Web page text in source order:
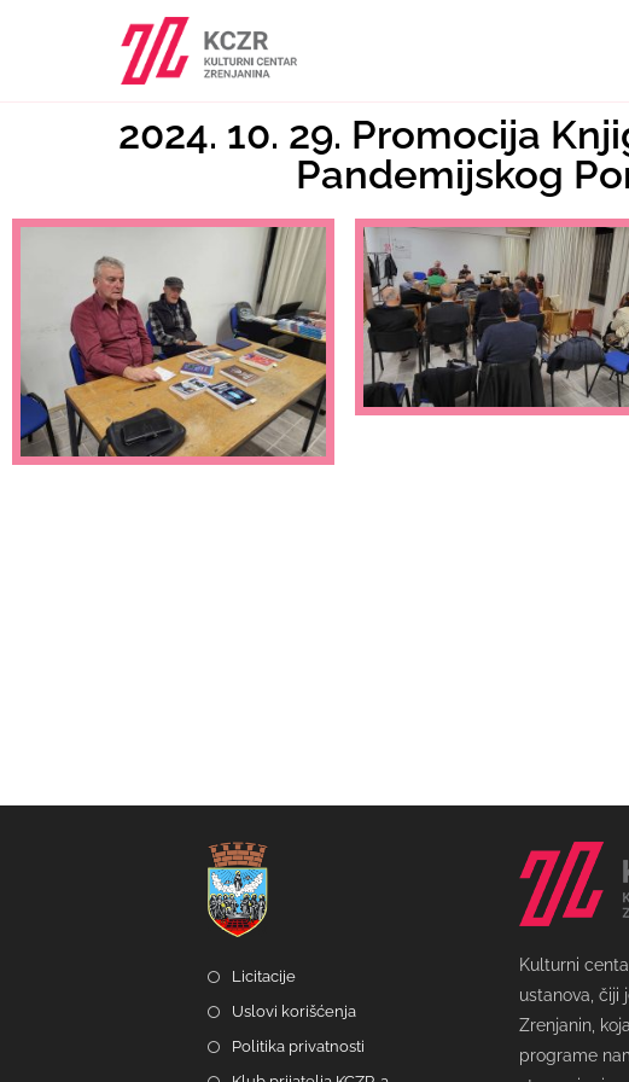
2024. 10. 29. Promocija
Pandemijskog
Licitacije
Uslovi korišćenja
Politika privatnosti
Kulturni
ustanova, čiji
Zrenjanin,
programe